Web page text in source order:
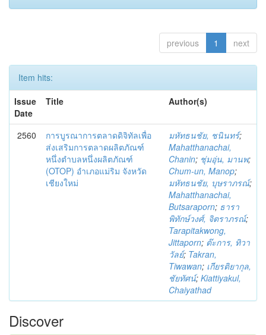
previous 1 next
Item hits:
Issue
Date
Title Author(s)
2560
การบูรณาการตลาดดิจิทัลเพื่อ
ส่งเสริมการตลาดผลิตภัณฑ์
หนึ่งตำบลหนึ่งผลิตภัณฑ์
(OTOP) อำเภอแม่ริม จังหวัด
เชียงใหม่
มหัทธนชัย, ชนินทร์;
Mahatthanachai,
Chanin; ชุ่มอุ่น, มานพ;
Chum-un, Manop;
มหัทธนชัย, บุษราภรณ์;
Mahatthanachai,
Butsaraporn; ธารา
พิทักษ์วงศ์, จิตราภรณ์;
Tarapitakwong,
Jittaporn; ต๊ะการ, ทิวา
วัลย์; Takran,
Tiwawan; เกียรติยากุล,
ชัยทัศน์; Kiattiyakul,
Chaiyathad
Discover